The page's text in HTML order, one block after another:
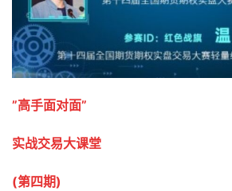
”高手面对面”
实战交易大课堂
(第四期)